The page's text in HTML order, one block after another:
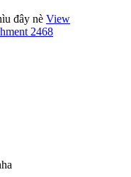
đây nè View
2468